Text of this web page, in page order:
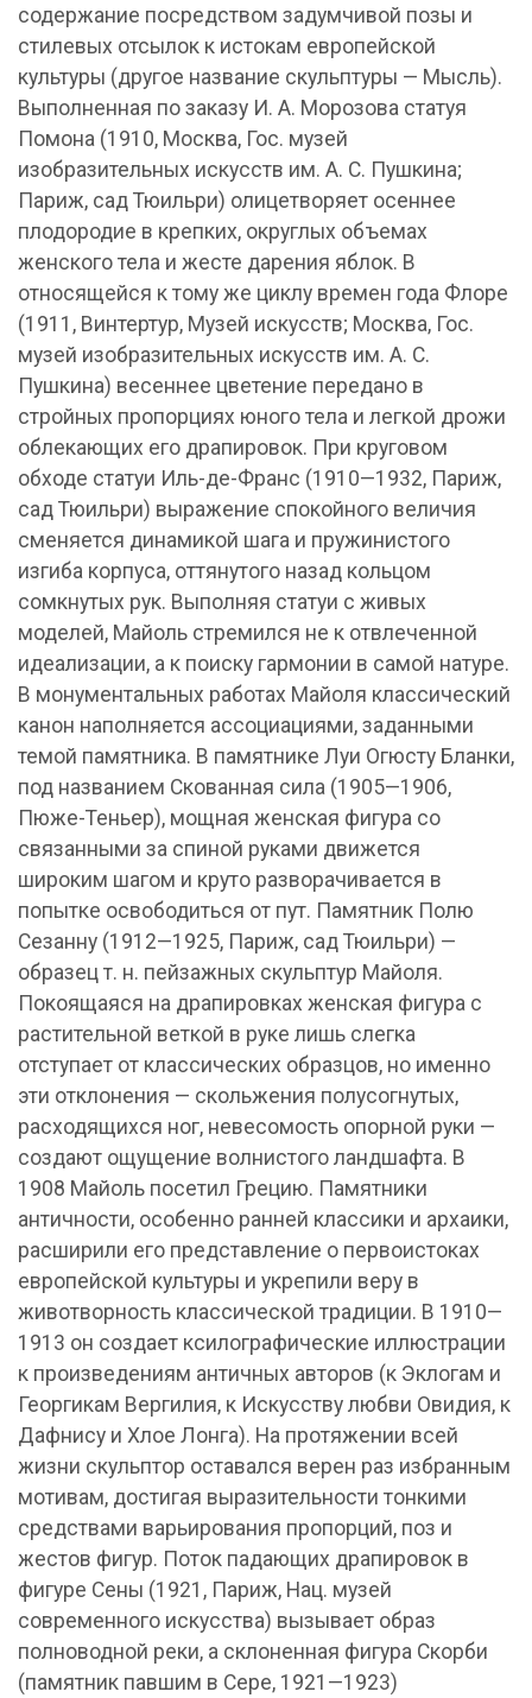
содержание посредством задумчивой позы и
стилевых отсылок к истокам европейской
культуры (другое название скульптуры — Мысль).
Выполненная по заказу И. А. Морозова статуя
Помона (1910, Москва, Гос. музей
изобразительных искусств им. А. С. Пушкина;
Париж, сад Тюильри) олицетворяет осеннее
плодородие в крепких, округлых объемах
женского тела и жесте дарения яблок. В
относящейся к тому же циклу времен года Флоре
(1911, Винтертур, Музей искусств; Москва, Гос.
музей изобразительных искусств им. А. С.
Пушкина) весеннее цветение передано в
стройных пропорциях юного тела и легкой дрожи
облекающих его драпировок. При круговом
обходе статуи Иль-де-Франс (1910—1932, Париж,
сад Тюильри) выражение спокойного величия
сменяется динамикой шага и пружинистого
изгиба корпуса, оттянутого назад кольцом
сомкнутых рук. Выполняя статуи с живых
моделей, Майоль стремился не к отвлеченной
идеализации, а к поиску гармонии в самой натуре.
В монументальных работах Майоля классический
канон наполняется ассоциациями, заданными
темой памятника. В памятнике Луи Огюсту Бланки,
под названием Скованная сила (1905—1906,
Пюже-Теньер), мощная женская фигура со
связанными за спиной руками движется
широким шагом и круто разворачивается в
попытке освободиться от пут. Памятник Полю
Сезанну (1912—1925, Париж, сад Тюильри) —
образец т. н. пейзажных скульптур Майоля.
Покоящаяся на драпировках женская фигура с
растительной веткой в руке лишь слегка
отступает от классических образцов, но именно
эти отклонения — скольжения полусогнутых,
расходящихся ног, невесомость опорной руки —
создают ощущение волнистого ландшафта. В
1908 Майоль посетил Грецию. Памятники
античности, особенно ранней классики и архаики,
расширили его представление о первоистоках
европейской культуры и укрепили веру в
животворность классической традиции. В 1910—
1913 он создает ксилографические иллюстрации
к произведениям античных авторов (к Эклогам и
Георгикам Вергилия, к Искусству любви Овидия, к
Дафнису и Хлое Лонга). На протяжении всей
жизни скульптор оставался верен раз избранным
мотивам, достигая выразительности тонкими
средствами варьирования пропорций, поз и
жестов фигур. Поток падающих драпировок в
фигуре Сены (1921, Париж, Нац. музей
современного искусства) вызывает образ
полноводной реки, а склоненная фигура Скорби
(памятник павшим в Сере, 1921—1923)